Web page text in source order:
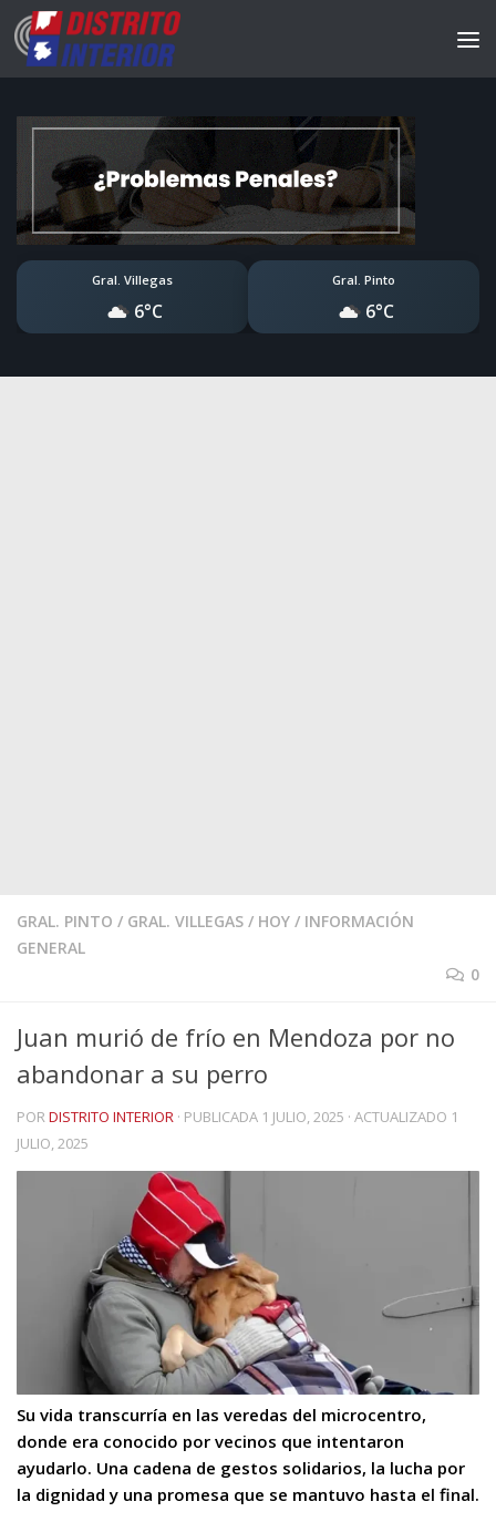
Gral. Villegas
6°C
Gral. Pinto
6°C
GRAL. PINTO / GRAL. VILLEGAS / HOY / INFORMACIÓN
GENERAL
0
Juan murió de frío en Mendoza por no
abandonar a su perro
PORDISTRITO INTERIOR · PUBLICADA 1 JULIO, 2025 · ACTUALIZADO 1
JULIO, 2025
Su vida transcurría en las veredas del microcentro,
donde era conocido por vecinos que intentaron
ayudarlo. Una cadena de gestos solidarios, la lucha por
la dignidad y una promesa que se mantuvo hasta el final.